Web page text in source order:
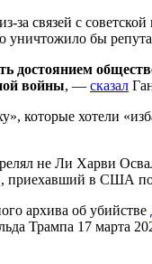
связей с
уничтожило бы
достоянием
войны, — сказал
которые хотели
не Ли Харви
в США
архива об убийстве
Трампа 17 марта